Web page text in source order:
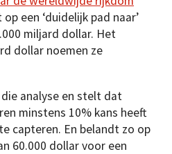
een ‘duidelijk pad naar’
miljard dollar. Het
dollar noemen ze
analyse en stelt dat
minstens 10% kans heeft
capteren. En belandt zo op
60.000 dollar voor een